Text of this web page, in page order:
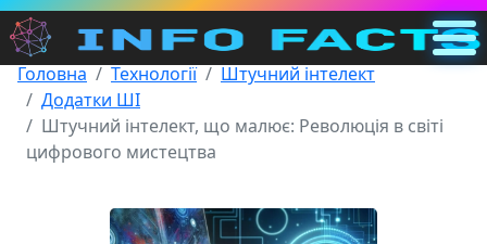
Головна
Пошук
Головна Технології
Штучний інтелект
Додатки ШІ
Штучний інтелект, що малює: Революція в світі
цифрового мистецтва